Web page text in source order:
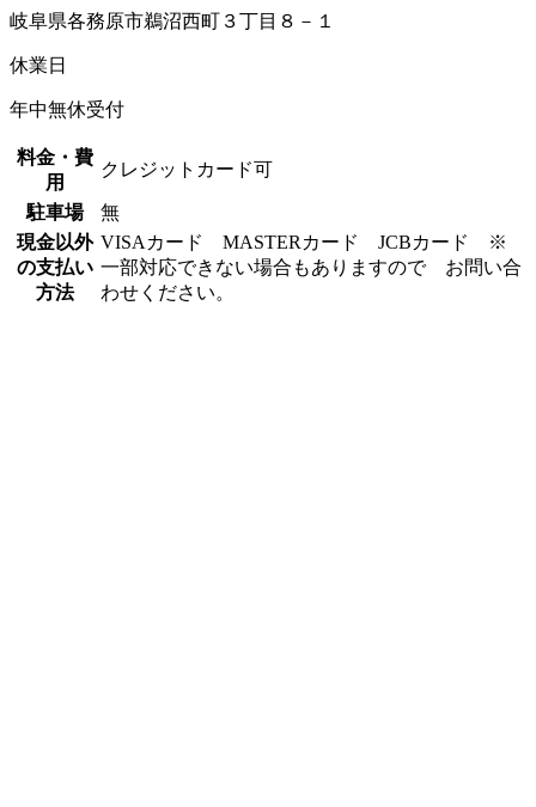
岐阜県各務原市鵜沼西町３丁目８－１
休業日
年中無休受付
料金・費
用
クレジットカード可
駐車場
無
現金以外
の支払い
方法
VISAカード MASTERカード JCBカード ※
一部対応できない場合もありますので お問い合
わせください。